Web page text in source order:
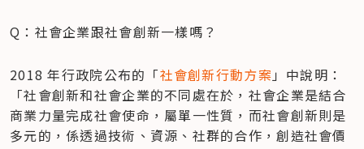
Q：社會企業跟社會創新一樣嗎？
2018 年行政院公布的「社會創新行動方案 」中說明：
「社會創新和社會企業的不同處在於，社會企業是結合
商業力量完成社會使命，屬單一性質，而社會創新則是
多元的，係透過技術、資源、社群的合作，創造社會價